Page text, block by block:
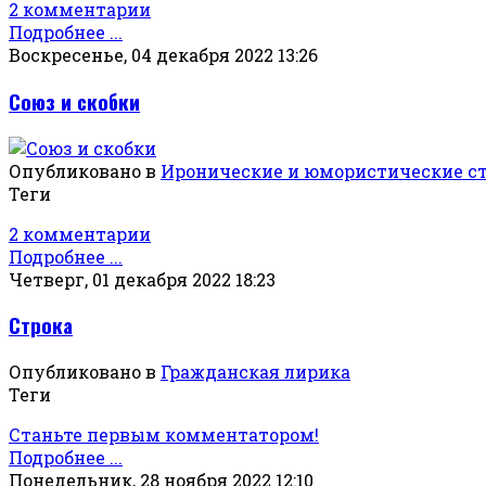
2 комментарии
Подробнее ...
Воскресенье, 04 декабря 2022 13:26
Союз и скобки
Опубликовано в Иронические и юмористические
Теги
2 комментарии
Подробнее ...
Четверг, 01 декабря 2022 18:23
Строка
Опубликовано в Гражданская лирика
Теги
Станьте первым комментатором!
Подробнее ...
Понедельник, 28 ноября 2022 12:10